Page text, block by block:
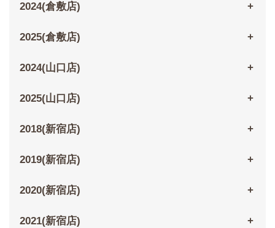
2024(倉敷店)
2025(倉敷店)
2024(山口店)
2025(山口店)
2018(新宿店)
2019(新宿店)
2020(新宿店)
2021(新宿店)